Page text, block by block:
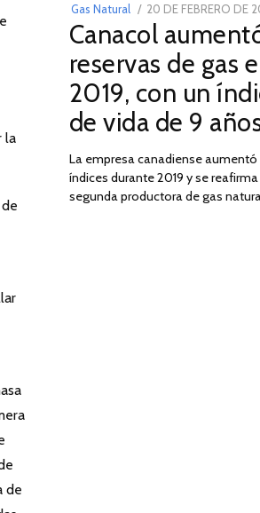
la
de
Gas Natural
POSTED
ON
20 DE FEBRERO DE
Canacol
reservas de gas
2019, con un
de vida de 9
La empresa canadiense
índices durante 2019 y se
segunda productora de gas